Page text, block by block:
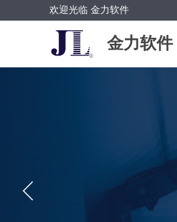
欢迎光临 金力软件
金力软件